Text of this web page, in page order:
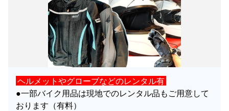
ヘルメットやグローブなどのレンタル有
●一部バイク用品は現地でのレンタル品もご用意して
おります（有料）